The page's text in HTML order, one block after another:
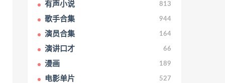
有声小说 813
歌手合集 944
演员合集 164
演讲口才 66
漫画 189
电影单片 527